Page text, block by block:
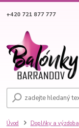
+420 721 877 777
Úvod Doplňky a výzdoba